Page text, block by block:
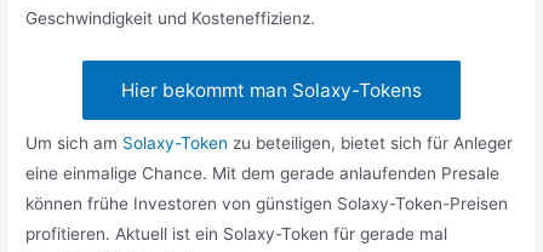
Geschwindigkeit und Kosteneffizienz.
Hier bekommt man Solaxy-Tokens
Um sich am Solaxy-Token zu beteiligen, bietet sich für Anleger
eine einmalige Chance. Mit dem gerade anlaufenden Presale
können frühe Investoren von günstigen Solaxy-Token-Preisen
profitieren. Aktuell ist ein Solaxy-Token für gerade mal